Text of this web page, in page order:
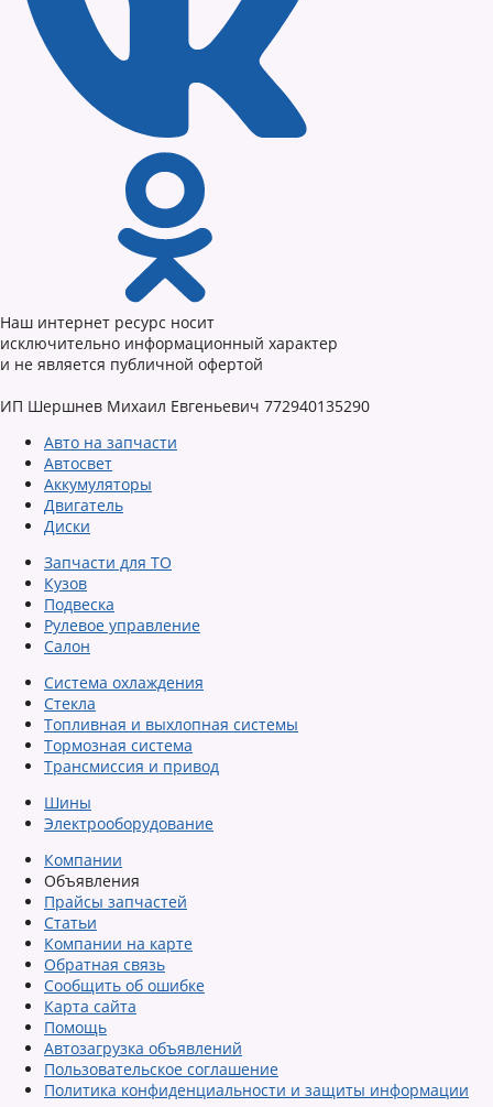
Наш интернет ресурс носит
исключительно информационный характер
и не является публичной офертой
ИП Шершнев Михаил Евгеньевич 772940135290
Авто на запчасти
Автосвет
Аккумуляторы
Двигатель
Диски
Запчасти для ТО
Кузов
Подвеска
Рулевое управление
Салон
Система охлаждения
Стекла
Топливная и выхлопная системы
Тормозная система
Трансмиссия и привод
Шины
Электрооборудование
Компании
Объявления
Прайсы запчастей
Статьи
Компании на карте
Обратная связь
Сообщить об ошибке
Карта сайта
Помощь
Автозагрузка объявлений
Пользовательское соглашение
Политика конфиденциальности и защиты информации